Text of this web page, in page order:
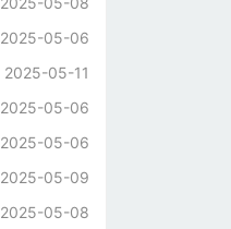
2025-05-06
2025-05-11
2025-05-06
2025-05-06
2025-05-09
2025-05-08